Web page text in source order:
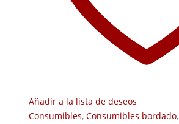
Añadir a la lista de deseos
Consumibles, Consumibles bordado,